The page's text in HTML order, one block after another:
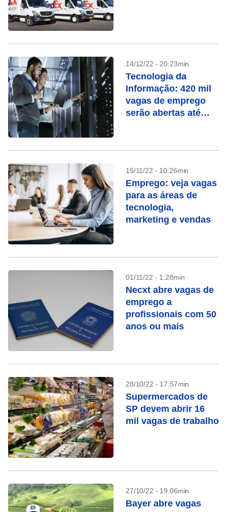
14/12/22 - 20:23min
Tecnologia da
Informação: 420 mil
vagas de emprego
serão abertas até
15/11/22 - 10:26min
Emprego: veja vagas
para as áreas de
tecnologia,
marketing e vendas
01/11/22 - 1:28min
Necxt abre vagas de
emprego a
profissionais com 50
anos ou mais
28/10/22 - 17:57min
Supermercados de
SP devem abrir 16
mil vagas de trabalho
27/10/22 - 19:06min
Bayer abre vagas